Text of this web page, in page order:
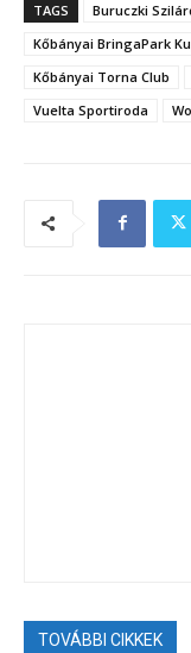
TAGS Buruczki
Kőbányai BringaPark
Kőbányai Torna Club
Vuelta Sportiroda
TOVÁBBI CIKKEK